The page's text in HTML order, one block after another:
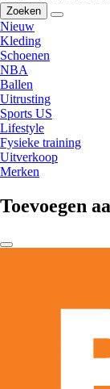
Zoeken
Nieuw
Kleding
Schoenen
NBA
Ballen
Uitrusting
Sports US
Lifestyle
Fysieke training
Uitverkoop
Merken
Toevoegen